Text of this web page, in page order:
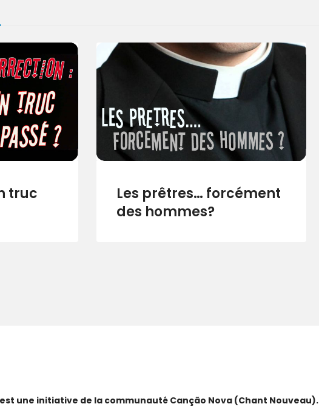
truc
Les prêtres… forcément
des hommes?
une initiative de la communauté Canção Nova (Chant Nouveau).